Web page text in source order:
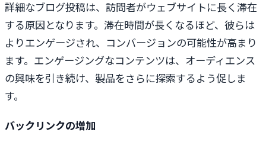
詳細なブログ投稿は、訪問者がウェブサイトに長く滞在
する原因となります。滞在時間が長くなるほど、彼らは
よりエンゲージされ、コンバージョンの可能性が高まり
ます。エンゲージングなコンテンツは、オーディエンス
の興味を引き続け、製品をさらに探索するよう促しま
す。
バックリンクの増加